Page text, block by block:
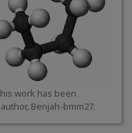
work has been
Benjah-bmm27.